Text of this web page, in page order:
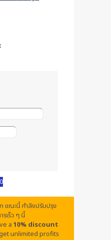
0
ขณะนี้ กำลังปรับปรุง
รเร็ว ๆ นี้
a 10% discount
unlimited profits